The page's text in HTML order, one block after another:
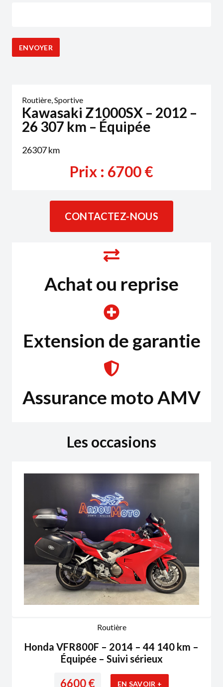
Routière,Sportive
Kawasaki Z1000SX – 2012 –
26 307 km – Équipée
26307km
Prix : 6700€
CONTACTEZ-NOUS
Achat ou reprise
Extension de garantie
Assurance moto AMV
Les occasions
Routière
Honda VFR800F – 2014 – 44 140 km –
Équipée – Suivi sérieux
6600€ EN SAVOIR +